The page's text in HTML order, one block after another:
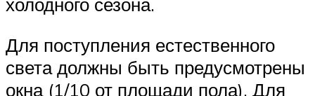
Для поступления естественного
света должны быть предусмотрены
окна (1/10 от площади пола). Для